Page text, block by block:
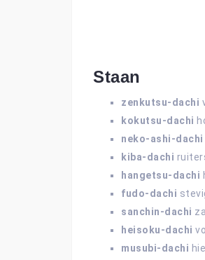
Staan
zenkutsu-dachi
kokutsu-dachi
neko-ashi-dachi
kiba-dachi
hangetsu-dachi
fudo-dachi
sanchin-dachi
heisoku-dachi
musubi-dachi